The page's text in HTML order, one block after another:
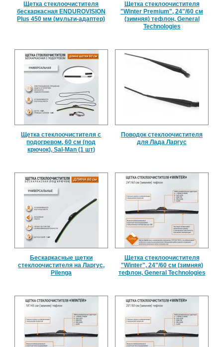
Щетка стеклоочистителя
бескаркасная ENDUROVISION
Plus 450 мм (мульти-адаптер)
Щетка стеклоочистителя
"Winter Premium", 24"/60 см
(зимняя) тефлон, General
Technologies
Щетка стеклоочистителя с
подогревом, 60 см (под
крючок), Sal-Man (1 шт)
Поводок стеклоочистителя
для Лада Ларгус
Бескаркасные щетки
стеклоочистителя на Ларгус,
Pilenga
Щетка стеклоочистителя
"Winter", 24"/60 см (зимняя)
тефлон, General Technologies